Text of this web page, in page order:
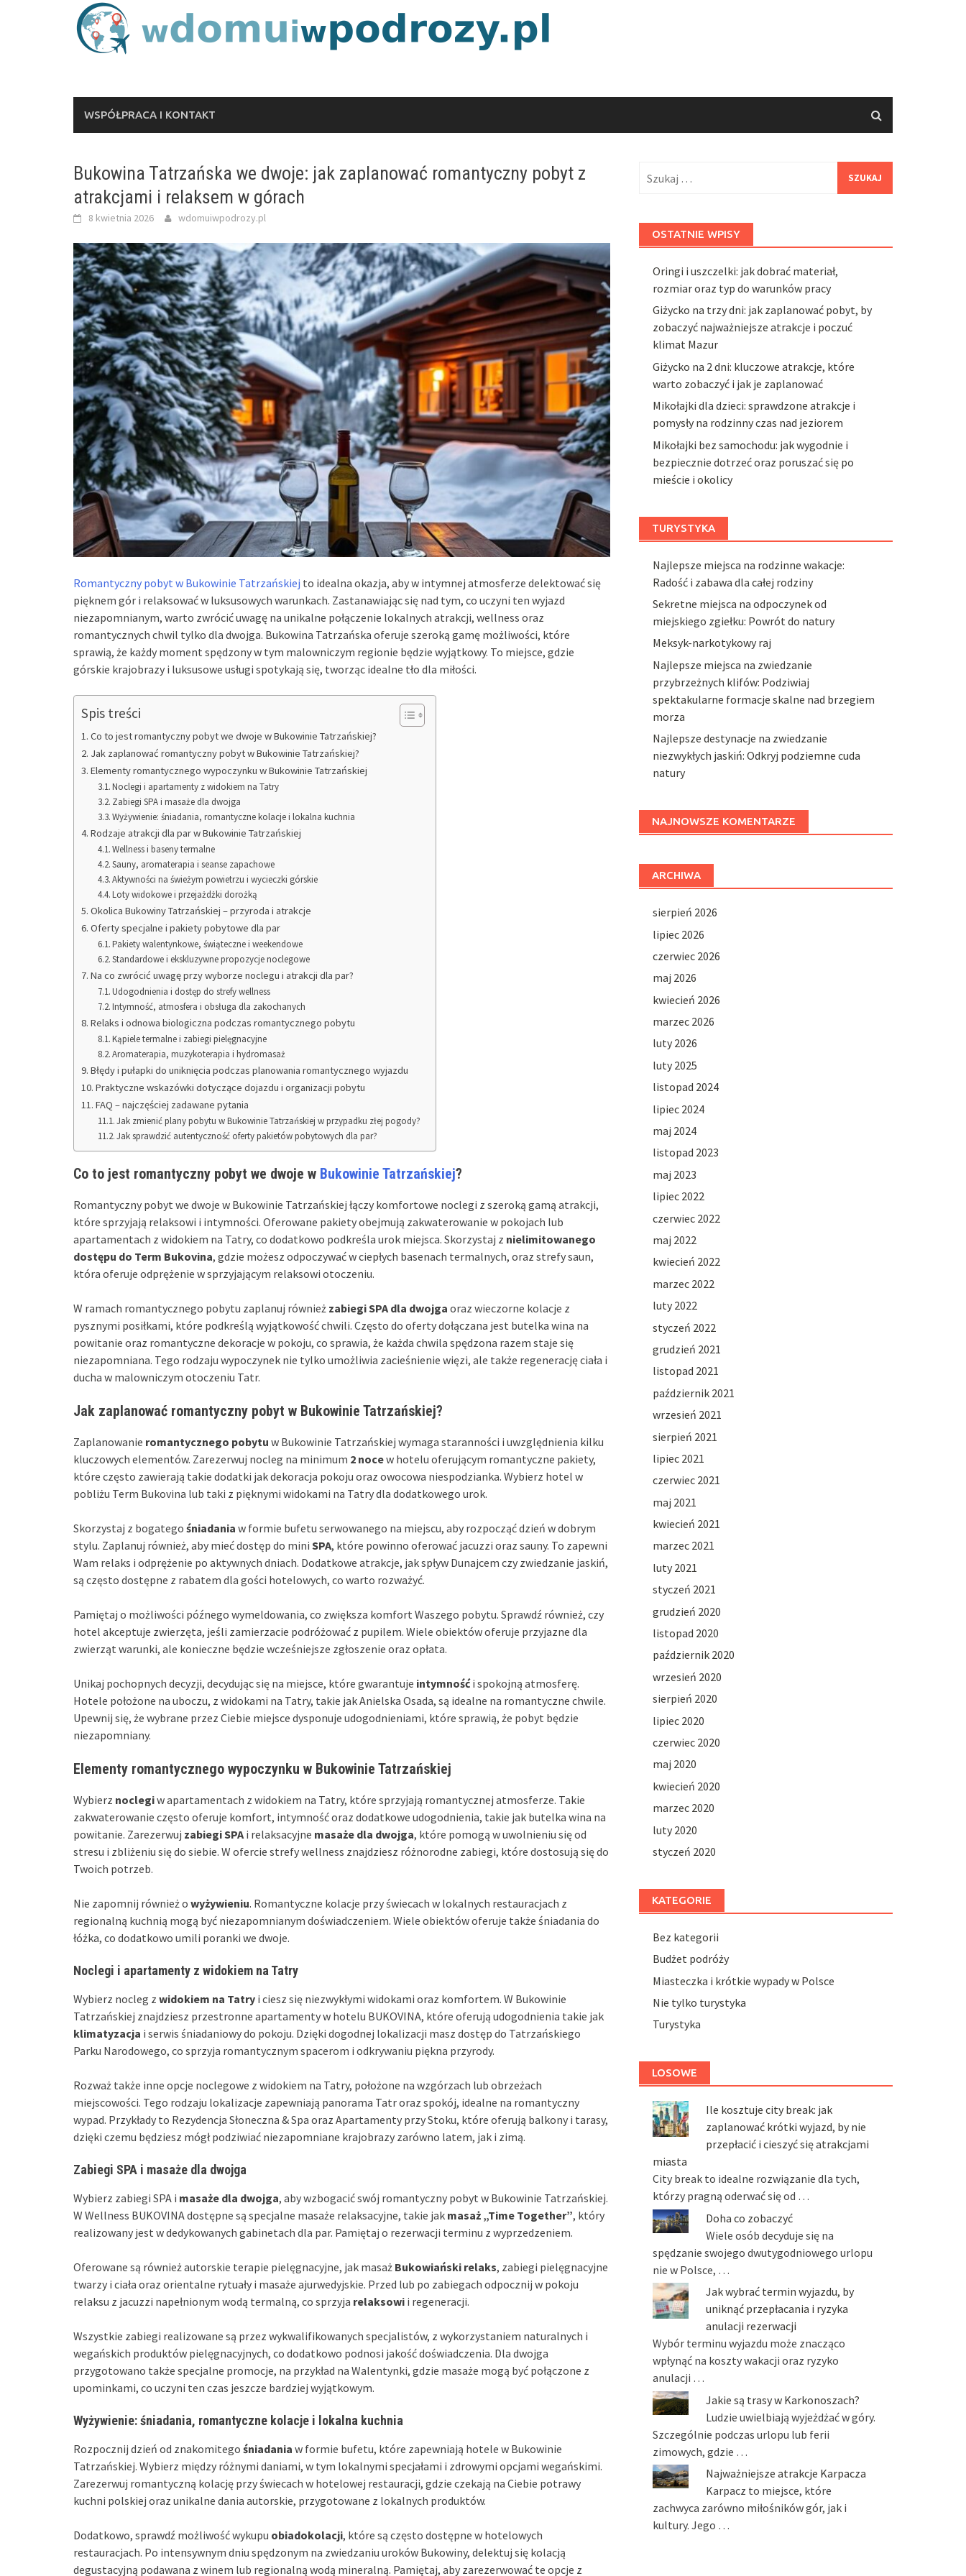
WSPÓŁPRACA I KONTAKT
Bukowina Tatrzańska we dwoje: jak zaplanować romantyczny pobyt z
atrakcjami i relaksem w górach
8 kwietnia 2026 wdomuiwpodrozy.pl
Romantyczny pobyt w Bukowinie Tatrzańskiej to idealna okazja, aby w intymnej atmosferze delektować się
pięknem gór i relaksować w luksusowych warunkach. Zastanawiając się nad tym, co uczyni ten wyjazd
niezapomnianym, warto zwrócić uwagę na unikalne połączenie lokalnych atrakcji, wellness oraz
romantycznych chwil tylko dla dwojga. Bukowina Tatrzańska oferuje szeroką gamę możliwości, które
sprawią, że każdy moment spędzony w tym malowniczym regionie będzie wyjątkowy. To miejsce, gdzie
górskie krajobrazy i luksusowe usługi spotykają się, tworząc idealne tło dla miłości.
Spis treści
Co to jest romantyczny pobyt we dwoje w Bukowinie Tatrzańskiej?
Jak zaplanować romantyczny pobyt w Bukowinie Tatrzańskiej?
Elementy romantycznego wypoczynku w Bukowinie Tatrzańskiej
Noclegi i apartamenty z widokiem na Tatry
Zabiegi SPA i masaże dla dwojga
Wyżywienie: śniadania, romantyczne kolacje i lokalna kuchnia
Rodzaje atrakcji dla par w Bukowinie Tatrzańskiej
Wellness i baseny termalne
Sauny, aromaterapia i seanse zapachowe
Aktywności na świeżym powietrzu i wycieczki górskie
Loty widokowe i przejażdżki dorożką
Okolica Bukowiny Tatrzańskiej – przyroda i atrakcje
Oferty specjalne i pakiety pobytowe dla par
Pakiety walentynkowe, świąteczne i weekendowe
Standardowe i ekskluzywne propozycje noclegowe
Na co zwrócić uwagę przy wyborze noclegu i atrakcji dla par?
Udogodnienia i dostęp do strefy wellness
Intymność, atmosfera i obsługa dla zakochanych
Relaks i odnowa biologiczna podczas romantycznego pobytu
Kąpiele termalne i zabiegi pielęgnacyjne
Aromaterapia, muzykoterapia i hydromasaż
Błędy i pułapki do uniknięcia podczas planowania romantycznego wyjazdu
Praktyczne wskazówki dotyczące dojazdu i organizacji pobytu
FAQ – najczęściej zadawane pytania
Jak zmienić plany pobytu w Bukowinie Tatrzańskiej w przypadku złej pogody?
Jak sprawdzić autentyczność oferty pakietów pobytowych dla par?
Co to jest romantyczny pobyt we dwoje w Bukowinie Tatrzańskiej?
Romantyczny pobyt we dwoje w Bukowinie Tatrzańskiej łączy komfortowe noclegi z szeroką gamą atrakcji,
które sprzyjają relaksowi i intymności. Oferowane pakiety obejmują zakwaterowanie w pokojach lub
apartamentach z widokiem na Tatry, co dodatkowo podkreśla urok miejsca. Skorzystaj z nielimitowanego
dostępu do Term Bukovina, gdzie możesz odpoczywać w ciepłych basenach termalnych, oraz strefy saun,
która oferuje odprężenie w sprzyjającym relaksowi otoczeniu.
W ramach romantycznego pobytu zaplanuj również zabiegi SPA dla dwojga oraz wieczorne kolacje z
pysznymi posiłkami, które podkreślą wyjątkowość chwili. Często do oferty dołączana jest butelka wina na
powitanie oraz romantyczne dekoracje w pokoju, co sprawia, że każda chwila spędzona razem staje się
niezapomniana. Tego rodzaju wypoczynek nie tylko umożliwia zacieśnienie więzi, ale także regenerację ciała i
ducha w malowniczym otoczeniu Tatr.
Jak zaplanować romantyczny pobyt w Bukowinie Tatrzańskiej?
Zaplanowanie romantycznego pobytu w Bukowinie Tatrzańskiej wymaga staranności i uwzględnienia kilku
kluczowych elementów. Zarezerwuj nocleg na minimum 2 nocew hotelu oferującym romantyczne pakiety,
które często zawierają takie dodatki jak dekoracja pokoju oraz owocowa niespodzianka. Wybierz hotel w
pobliżu Term Bukovina lub taki z pięknymi widokami na Tatry dla dodatkowego urok.
Skorzystaj z bogatego śniadania w formie bufetu serwowanego na miejscu, aby rozpocząć dzień w dobrym
stylu. Zaplanuj również, aby mieć dostęp do mini SPA, które powinno oferować jacuzzi oraz sauny. To zapewni
Wam relaks i odprężenie po aktywnych dniach. Dodatkowe atrakcje, jak spływ Dunajcem czy zwiedzanie jaskiń,
są często dostępne z rabatem dla gości hotelowych, co warto rozważyć.
Pamiętaj o możliwości późnego wymeldowania, co zwiększa komfort Waszego pobytu. Sprawdź również, czy
hotel akceptuje zwierzęta, jeśli zamierzacie podróżować z pupilem. Wiele obiektów oferuje przyjazne dla
zwierząt warunki, ale konieczne będzie wcześniejsze zgłoszenie oraz opłata.
Unikaj pochopnych decyzji, decydując się na miejsce, które gwarantuje intymnośći spokojną atmosferę.
Hotele położone na uboczu, z widokami na Tatry, takie jak Anielska Osada, są idealne na romantyczne chwile.
Upewnij się, że wybrane przez Ciebie miejsce dysponuje udogodnieniami, które sprawią, że pobyt będzie
niezapomniany.
Elementy romantycznego wypoczynku w Bukowinie Tatrzańskiej
Wybierz noclegiw apartamentach z widokiem na Tatry, które sprzyjają romantycznej atmosferze. Takie
zakwaterowanie często oferuje komfort, intymność oraz dodatkowe udogodnienia, takie jak butelka wina na
powitanie. Zarezerwuj zabiegi SPA i relaksacyjne masaże dla dwojga, które pomogą w uwolnieniu się od
stresu i zbliżeniu się do siebie. W ofercie strefy wellness znajdziesz różnorodne zabiegi, które dostosują się do
Twoich potrzeb.
Nie zapomnij również o wyżywieniu. Romantyczne kolacje przy świecach w lokalnych restauracjach z
regionalną kuchnią mogą być niezapomnianym doświadczeniem. Wiele obiektów oferuje także śniadania do
łóżka, co dodatkowo umili poranki we dwoje.
Noclegi i apartamenty z widokiem na Tatry
Wybierz nocleg z widokiem na Tatry i ciesz się niezwykłymi widokami oraz komfortem. W Bukowinie
Tatrzańskiej znajdziesz przestronne apartamenty w hotelu BUKOVINA, które oferują udogodnienia takie jak
klimatyzacja i serwis śniadaniowy do pokoju. Dzięki dogodnej lokalizacji masz dostęp do Tatrzańskiego
Parku Narodowego, co sprzyja romantycznym spacerom i odkrywaniu piękna przyrody.
Rozważ także inne opcje noclegowe z widokiem na Tatry, położone na wzgórzach lub obrzeżach
miejscowości. Tego rodzaju lokalizacje zapewniają panorama Tatr oraz spokój, idealne na romantyczny
wypad. Przykłady to Rezydencja Słoneczna & Spa oraz Apartamenty przy Stoku, które oferują balkony i tarasy,
dzięki czemu będziesz mógł podziwiać niezapomniane krajobrazy zarówno latem, jak i zimą.
Zabiegi SPA i masaże dla dwojga
Wybierz zabiegi SPA i masaże dla dwojga, aby wzbogacić swój romantyczny pobyt w Bukowinie Tatrzańskiej.
W Wellness BUKOVINA dostępne są specjalne masaże relaksacyjne, takie jak masaż „Time Together”, który
realizowany jest w dedykowanych gabinetach dla par. Pamiętaj o rezerwacji terminu z wyprzedzeniem.
Oferowane są również autorskie terapie pielęgnacyjne, jak masaż Bukowiański relaks, zabiegi pielęgnacyjne
twarzy i ciała oraz orientalne rytuały i masaże ajurwedyjskie. Przed lub po zabiegach odpocznij w pokoju
relaksu z jacuzzi napełnionym wodą termalną, co sprzyja relaksowi i regeneracji.
Wszystkie zabiegi realizowane są przez wykwalifikowanych specjalistów, z wykorzystaniem naturalnych i
wegańskich produktów pielęgnacyjnych, co dodatkowo podnosi jakość doświadczenia. Dla dwojga
przygotowano także specjalne promocje, na przykład na Walentynki, gdzie masaże mogą być połączone z
upominkami, co uczyni ten czas jeszcze bardziej wyjątkowym.
Wyżywienie: śniadania, romantyczne kolacje i lokalna kuchnia
Rozpocznij dzień od znakomitego śniadania w formie bufetu, które zapewniają hotele w Bukowinie
Tatrzańskiej. Wybierz między różnymi daniami, w tym lokalnymi specjałami i zdrowymi opcjami wegańskimi.
Zarezerwuj romantyczną kolację przy świecach w hotelowej restauracji, gdzie czekają na Ciebie potrawy
kuchni polskiej oraz unikalne dania autorskie, przygotowane z lokalnych produktów.
Dodatkowo, sprawdź możliwość wykupu obiadokolacji, które są często dostępne w hotelowych
restauracjach. Po intensywnym dniu spędzonym na zwiedzaniu uroków Bukowiny, delektuj się kolacją
degustacyjną podawana z winem lub regionalną wodą mineralną. Pamiętaj, aby zarezerwować te opcje z
OSTATNIE WPISY
Oringi i uszczelki: jak dobrać materiał,
rozmiar oraz typ do warunków pracy
Giżycko na trzy dni: jak zaplanować pobyt, by
zobaczyć najważniejsze atrakcje i poczuć
klimat Mazur
Giżycko na 2 dni: kluczowe atrakcje, które
warto zobaczyć i jak je zaplanować
Mikołajki dla dzieci: sprawdzone atrakcje i
pomysły na rodzinny czas nad jeziorem
Mikołajki bez samochodu: jak wygodnie i
bezpiecznie dotrzeć oraz poruszać się po
mieście i okolicy
TURYSTYKA
Najlepsze miejsca na rodzinne wakacje:
Radość i zabawa dla całej rodziny
Sekretne miejsca na odpoczynek od
miejskiego zgiełku: Powrót do natury
Meksyk-narkotykowy raj
Najlepsze miejsca na zwiedzanie
przybrzeżnych klifów: Podziwiaj
spektakularne formacje skalne nad brzegiem
morza
Najlepsze destynacje na zwiedzanie
niezwykłych jaskiń: Odkryj podziemne cuda
natury
NAJNOWSZE KOMENTARZE
ARCHIWA
sierpień 2026
lipiec 2026
czerwiec 2026
maj 2026
kwiecień 2026
marzec 2026
luty 2026
luty 2025
listopad 2024
lipiec 2024
maj 2024
listopad 2023
maj 2023
lipiec 2022
czerwiec 2022
maj 2022
kwiecień 2022
marzec 2022
luty 2022
styczeń 2022
grudzień 2021
listopad 2021
październik 2021
wrzesień 2021
sierpień 2021
lipiec 2021
czerwiec 2021
maj 2021
kwiecień 2021
marzec 2021
luty 2021
styczeń 2021
grudzień 2020
listopad 2020
październik 2020
wrzesień 2020
sierpień 2020
lipiec 2020
czerwiec 2020
maj 2020
kwiecień 2020
marzec 2020
luty 2020
styczeń 2020
KATEGORIE
Bez kategorii
Budżet podróży
Miasteczka i krótkie wypady w Polsce
Nie tylko turystyka
Turystyka
LOSOWE
Ile kosztuje city break: jak
zaplanować krótki wyjazd, by nie
przepłacić i cieszyć się atrakcjami
miasta
City break to idealne rozwiązanie dla tych,
którzy pragną oderwać się od …
Doha co zobaczyć
Wiele osób decyduje się na
spędzanie swojego dwutygodniowego urlopu
nie w Polsce, …
Jak wybrać termin wyjazdu, by
uniknąć przepłacania i ryzyka
anulacji rezerwacji
Wybór terminu wyjazdu może znacząco
wpłynąć na koszty wakacji oraz ryzyko
anulacji …
Jakie są trasy w Karkonoszach?
Ludzie uwielbiają wyjeżdżać w góry.
Szczególnie podczas urlopu lub ferii
zimowych, gdzie …
Najważniejsze atrakcje Karpacza
Karpacz to miejsce, które
zachwyca zarówno miłośników gór, jak i
kultury. Jego …